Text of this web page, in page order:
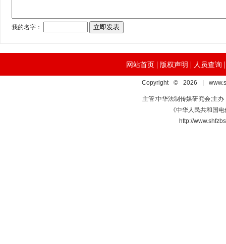
网站首页 | 版权声明 | 人员查询
Copyright © 2026 |
主管:中华法制传媒研究会;主
《中华人民共和国
http://